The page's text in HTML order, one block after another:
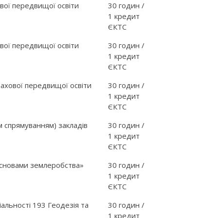
передвищої освіти
30 годин /
1 кредит
ЄКТС
передвищої освіти
30 годин /
1 кредит
ЄКТС
передвищої освіти
30 годин /
1 кредит
ЄКТС
спрямуванням) закладів
30 годин /
1 кредит
ЄКТС
землеробства»
30 годин /
1 кредит
ЄКТС
193 Геодезія та
30 годин /
1 кредит